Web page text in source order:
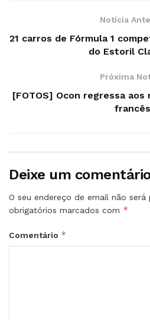
Notícia
21 carros de Fórmula 1
do Estoril
Próxima
[FOTOS] Ocon regressa
francês
Deixe um
O seu endereço de email não será
obrigatórios marcados com *
Comentário *